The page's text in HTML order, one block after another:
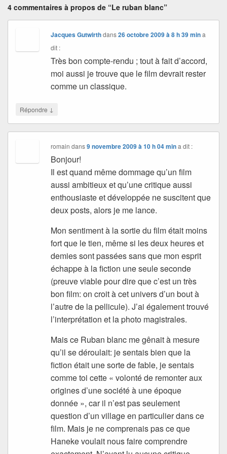
4 commentaires à propos de “Le ruban blanc”
Jacques Gutwirthdans26 octobre 2009 à 8 h 39 min a
dit :
Très bon compte-rendu ; tout à fait d’accord,
moi aussi je trouve que le film devrait rester
comme un classique.
Répondre ↓
romain dans9 novembre 2009 à 10 h 04 min a dit :
Bonjour!
Il est quand même dommage qu’un film
aussi ambitieux et qu’une critique aussi
enthousiaste et développée ne suscitent que
deux posts, alors je me lance.
Mon sentiment à la sortie du film était moins
fort que le tien, même si les deux heures et
demies sont passées sans que mon esprit
échappe à la fiction une seule seconde
(preuve viable pour dire que c’est un très
bon film: on croit à cet univers d’un bout à
l’autre de la pellicule). J’ai également trouvé
l’interprétation et la photo magistrales.
Mais ce Ruban blanc me gênait à mesure
qu’il se déroulait: je sentais bien que la
fiction était une sorte de fable, je sentais
comme toi cette « volonté de remonter aux
origines d’une société à une époque
donnée », car il n’est pas seulement
question d’un village en particulier dans ce
film. Mais je ne comprenais pas ce que
Haneke voulait nous faire comprendre